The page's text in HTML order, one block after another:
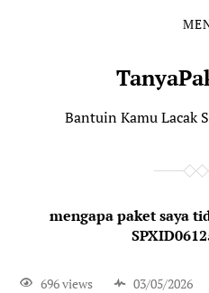
Bantuin Kamu Lacak
mengapa paket saya
696 views 03/05/2026